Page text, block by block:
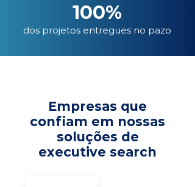
100%
dos projetos entregues no pazo
Empresas que
confiam em nossas
soluções de
executive search